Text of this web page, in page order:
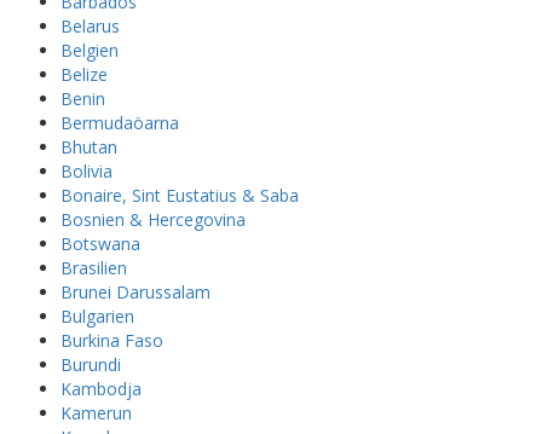
Belarus
Belgien
Belize
Benin
Bermudaöarna
Bhutan
Bolivia
Bonaire, Sint Eustatius & Saba
Bosnien & Hercegovina
Botswana
Brasilien
Brunei Darussalam
Bulgarien
Burkina Faso
Burundi
Kambodja
Kamerun